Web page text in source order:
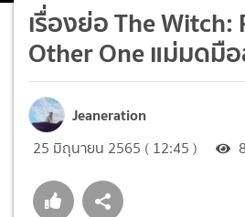
เรื่องย่อ The Witch:
Other One แม่มดมื
Jeaneration
25 มิถุนายน 2565 ( 12:45 )